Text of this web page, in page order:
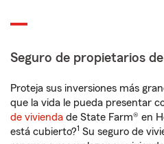
Seguro de propietarios
Proteja sus inversiones más
que la vida le pueda presentar
de vivienda de State Farm® en
está cubierto?1 Su seguro de